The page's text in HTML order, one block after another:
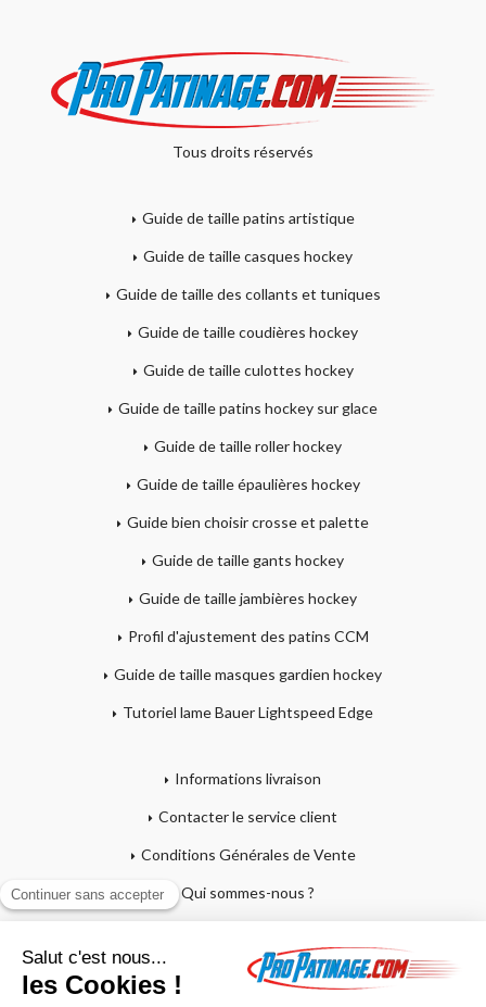
Tous droits réservés
Guide de taille patins artistique
Guide de taille casques hockey
Guide de taille des collants et tuniques
Guide de taille coudières hockey
Guide de taille culottes hockey
Guide de taille patins hockey sur glace
Guide de taille roller hockey
Guide de taille épaulières hockey
Guide bien choisir crosse et palette
Guide de taille gants hockey
Guide de taille jambières hockey
Profil d'ajustement des patins CCM
Guide de taille masques gardien hockey
Tutoriel lame Bauer Lightspeed Edge
Informations livraison
Contacter le service client
Conditions Générales de Vente
Qui sommes-nous ?
Mon compte